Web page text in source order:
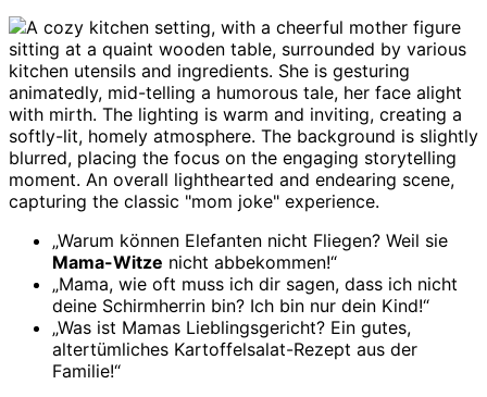
„Warum können Elefanten nicht Fliegen? Weil sie
Mama-Witze nicht abbekommen!“
„Mama, wie oft muss ich dir sagen, dass ich nicht
deine Schirmherrin bin? Ich bin nur dein Kind!“
„Was ist Mamas Lieblingsgericht? Ein gutes,
altertümliches Kartoffelsalat-Rezept aus der
Familie!“